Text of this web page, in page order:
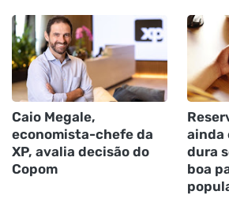
Caio Megale,
economista-chefe da
XP, avalia decisão do
Copom
ainda
dura
boa